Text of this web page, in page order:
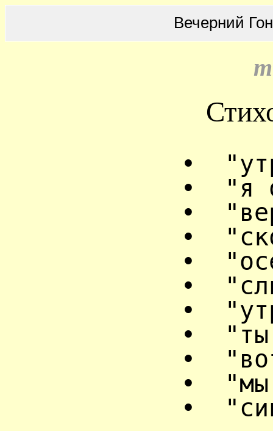
Вечерний
•
•
"я
•
•
•
•
•
•
•
•
•